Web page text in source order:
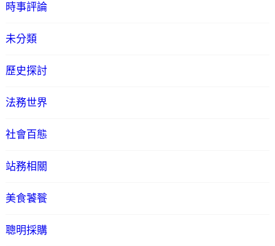
時事評論
未分類
歷史探討
法務世界
社會百態
站務相關
美食饕餮
聰明採購